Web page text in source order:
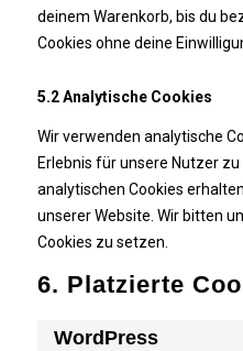
deinem Warenkorb, bis du
Cookies ohne deine
5.2 Analytische Cookies
Wir verwenden analytische
Erlebnis für unsere Nutzer
analytischen Cookies
unserer Website. Wir bitten
Cookies zu setzen.
6. Platzierte
WordPress